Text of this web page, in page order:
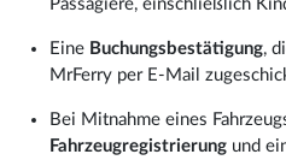
Passagiere, einschließlich
Eine Buchungsbestätigung,
MrFerry per E-Mail
Bei Mitnahme eines
Fahrzeugregistrierung und